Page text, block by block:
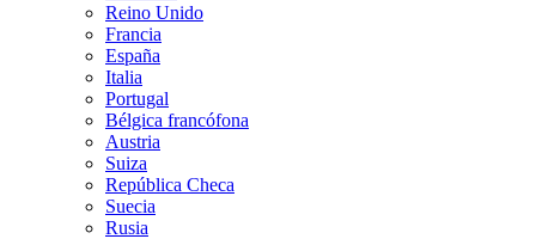
Reino Unido
Francia
España
Italia
Portugal
Bélgica francófona
Austria
Suiza
República Checa
Suecia
Rusia